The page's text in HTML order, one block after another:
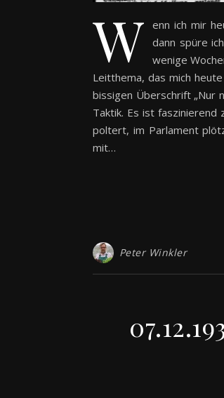
W enn ich mir
dann spüre
wenige
Leitthema, das mich
bissigen Überschrift „Nur
Taktik. Es ist faszinierend
poltert, im Parlament
mit…
Peter Winkler